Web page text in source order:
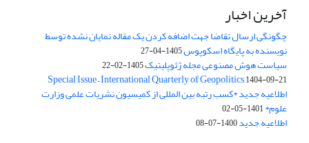
آخرین اخبار
چگونگی ارسال تقاضا جهت اضافه کردن یک مقاله نمایان نشده توسط
نویسنده به پایگاه اسکوپوس1405-04-27
سیاست هوش مصنوعی مجله ژئوپلیتیک1405-02-22
Special Issue – International Quarterly of Geopolitics1404-09-21
اطلاعیه جدید *کسب رتبه بین المللی از کمیسیون نشریات علمی وزارت
علوم*1401-05-02
اطلاعیه جدید1400-07-08